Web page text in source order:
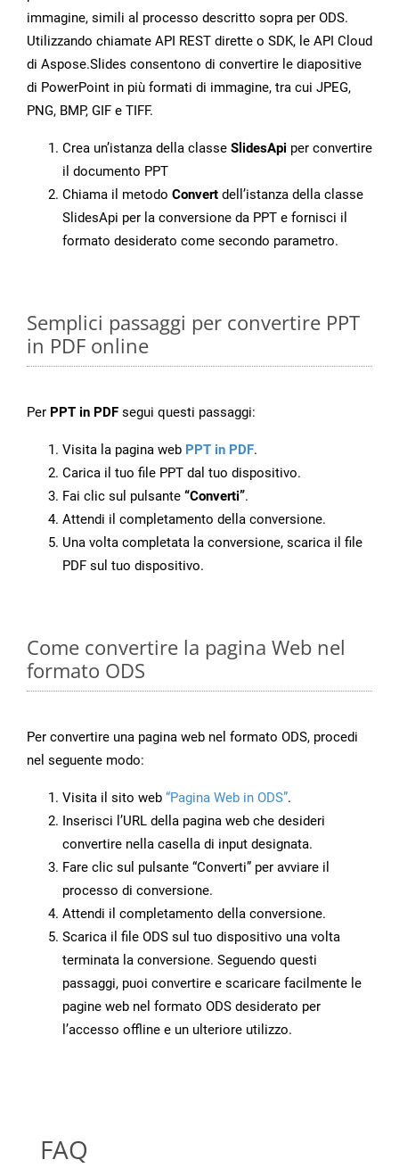
immagine, simili al processo descritto sopra per ODS.
Utilizzando chiamate API REST dirette o SDK, le API Cloud
di Aspose.Slides consentono di convertire le diapositive
di PowerPoint in più formati di immagine, tra cui JPEG,
PNG, BMP, GIF e TIFF.
Crea un’istanza della classe SlidesApi per convertire
il documento PPT
Chiama il metodo Convert dell’istanza della classe
SlidesApi per la conversione da PPT e fornisci il
formato desiderato come secondo parametro.
Semplici passaggi per convertire PPT
in PDF online
Per PPT in PDF segui questi passaggi:
Visita la pagina web PPT in PDF.
Carica il tuo file PPT dal tuo dispositivo.
Fai clic sul pulsante “Converti”.
Attendi il completamento della conversione.
Una volta completata la conversione, scarica il file
PDF sul tuo dispositivo.
Come convertire la pagina Web nel
formato ODS
Per convertire una pagina web nel formato ODS, procedi
nel seguente modo:
Visita il sito web “Pagina Web in ODS”.
Inserisci l’URL della pagina web che desideri
convertire nella casella di input designata.
Fare clic sul pulsante “Converti” per avviare il
processo di conversione.
Attendi il completamento della conversione.
Scarica il file ODS sul tuo dispositivo una volta
terminata la conversione. Seguendo questi
passaggi, puoi convertire e scaricare facilmente le
pagine web nel formato ODS desiderato per
l’accesso offline e un ulteriore utilizzo.
FAQ